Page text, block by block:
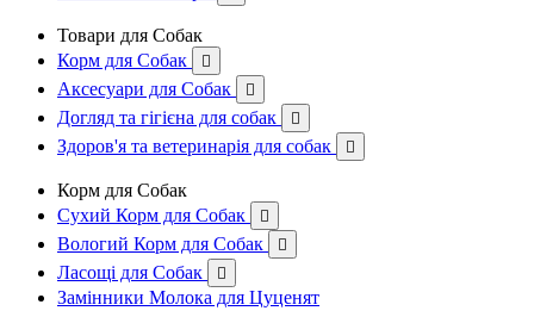
Товари для Собак
Корм для Собак

Аксесуари для Собак 
Догляд та гігієна для собак 
Здоров'я та ветеринарія для собак 
Корм для Собак
Сухий Корм для Собак

Вологий Корм для Собак 
Ласощі для Собак 
Замінники Молока для Цуценят